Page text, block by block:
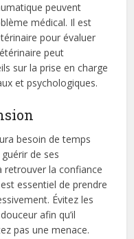
peuvent
médical. Il est
pour évaluer
peut
sur la prise en charge
et psychologiques.
besoin de temps
de ses
retrouver la confiance
essentiel de prendre
Évitez les
afin qu’il
pas une menace.